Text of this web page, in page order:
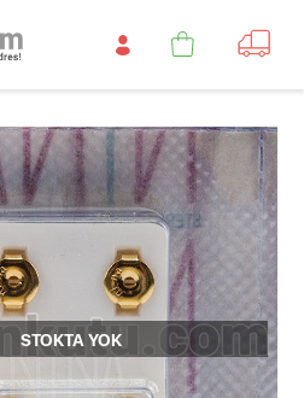
STOKTA YOK